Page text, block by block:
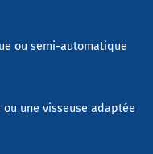
ou semi-automatique
une visseuse adaptée